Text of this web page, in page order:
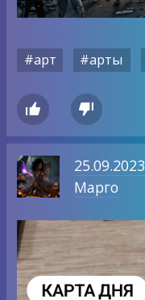
#арт #арты
 
25.09.2023
Марго